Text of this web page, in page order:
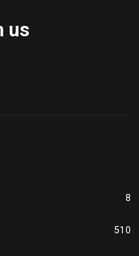
us
nas
8
510